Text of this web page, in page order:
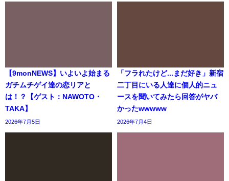
【9monNEWS】いよいよ始まる
ガチムチゲイ達の恋リアと
は！？【ゲスト：NAWOTO・
TAKA】
2026年7月5日
「フラれたけど...まだ好き」新宿
二丁目にいる人達に個人的ニュ
ースを聞いてみたら回答がヤバ
かったwwwww
2026年7月4日